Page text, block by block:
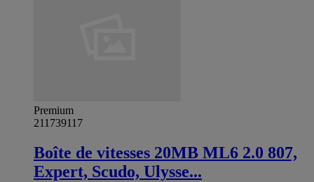
Premium
211739117
Boîte de vitesses 20MB ML6 2.0 807,
Expert, Scudo, Ulysse...